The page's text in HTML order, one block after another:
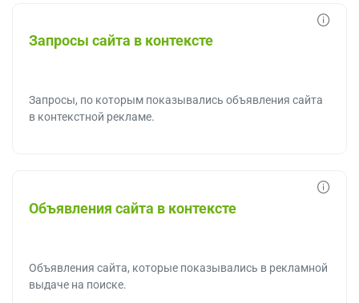
Запросы сайта в контексте
Запросы, по которым показывались объявления сайта
в контекстной рекламе.
Объявления сайта в контексте
Объявления сайта, которые показывались в рекламной
выдаче на поиске.